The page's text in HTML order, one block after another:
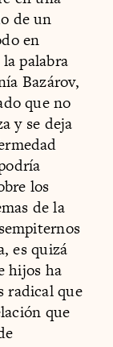
de un
en
palabra
Bazárov,
que no
y se deja
los
de la
es quizá
hijos ha
radical que
que